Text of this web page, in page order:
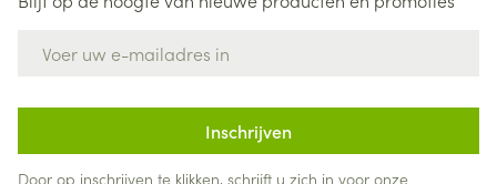
Inschrijven
Door op inschrijven te klikken, schrijft u zich in voor onze